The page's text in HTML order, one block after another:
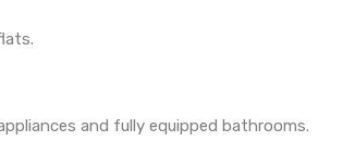
and fully equipped bathrooms.